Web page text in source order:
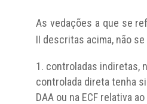
As vedações a que se
II descritas acima, não se
controladas indiretas,
controlada direta tenha
DAA ou na ECF relativa